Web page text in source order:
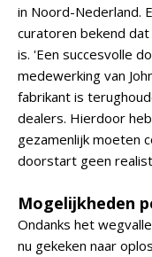
in Noord-Nederland.
curatoren bekend
is. 'Een succesvolle
medewerking van
fabrikant is
dealers. Hierdoor
gezamenlijk moeten
doorstart geen
Mogelijkheden
Ondanks het
nu gekeken naar